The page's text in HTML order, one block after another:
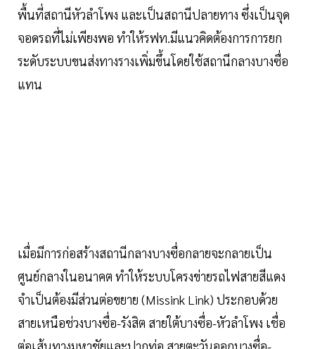
พื้นที่สถานีหัวลำโพง และเป็นสถานีปลายทาง ซึ่งเป็นจุด
จอดรถที่ไม่เพียงพอ ทำให้รฟท.มีแนวคิดต้องการการยก
ระดับระบบขนส่งทางรางเพิ่มขึ้นโดยใช้สถานีกลางบางซื่อ
แทน
เมื่อมีการก่อสร้างสถานีกลางบางซื่อกลายจะกลายเป็น
ศูนย์กลางในอนาคต ทำให้ระบบโครงข่ายรถไฟสายสีแดง
จำเป็นต้องมีส่วนต่อขยาย (Missink Link) ประกอบด้วย
สายเหนือช่วงบางซื่อ-รังสิต สายใต้บางซื่อ-หัวลำโพง เชื่อ